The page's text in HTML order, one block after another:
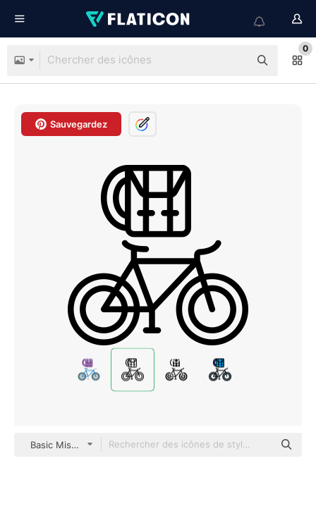
0
Sauvegardez
Basic Miscellany Lineal